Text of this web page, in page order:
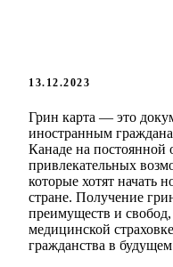
13.12.2023
Грин карта — это
иностранным
Канаде на постоянной
привлекательных
которые хотят начать
стране. Получение
преимуществ и
медицинской
гражданства в